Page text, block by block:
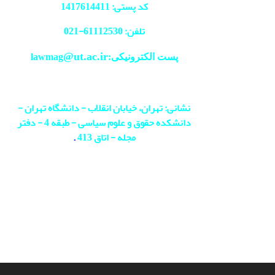
کد پستی: 1417614411
تلفن: 61112530-
021
پست الکترونیکی:lawmag@ut.ac.ir
نشانی: تهران، خیابان انقلاب - دانشگاه تهران -
دانشکده حقوق و علوم سیاسی - طبقه 4 - دفتر
مجله - اتاق 413
.